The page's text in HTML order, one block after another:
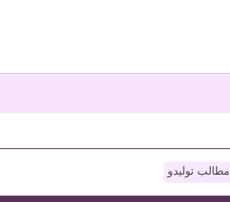
مطالب تولیدو